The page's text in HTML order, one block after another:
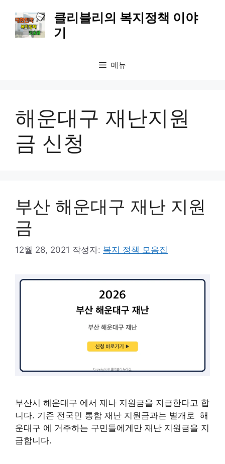
클리블리의 복지정책 이야
기
메뉴
해운대구 재난지원
금 신청
부산 해운대구 재난 지원
금
12월 28, 2021 작성자: 복지 정책 모음집
부산시 해운대구 에서 재나 지원금을 지급한다고 합
니다. 기존 전국민 통합 재난 지원금과는 별개로 해
운대구 에 거주하는 구민들에게만 재난 지원금을 지
급합니다.